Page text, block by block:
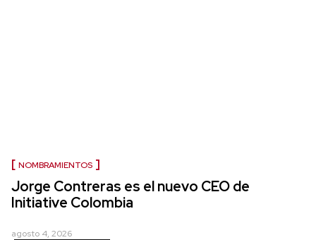
NOMBRAMIENTOS
Jorge Contreras es el nuevo CEO de
Initiative Colombia
agosto 4, 2026